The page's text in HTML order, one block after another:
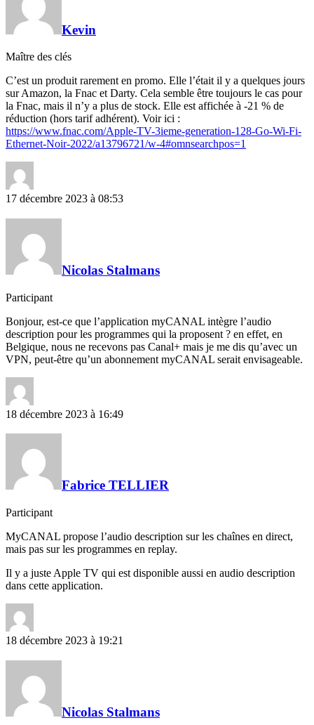
Kevin
Maître des clés
C’est un produit rarement en promo. Elle l’était il y a quelques jours
sur Amazon, la Fnac et Darty. Cela semble être toujours le cas pour
la Fnac, mais il n’y a plus de stock. Elle est affichée à -21 % de
réduction (hors tarif adhérent). Voir ici :
https://www.fnac.com/Apple-TV-3ieme-generation-128-Go-Wi-Fi-
Ethernet-Noir-2022/a13796721/w-4#omnsearchpos=1
17 décembre 2023 à 08:53
Nicolas Stalmans
Participant
Bonjour, est-ce que l’application myCANAL intègre l’audio
description pour les programmes qui la proposent ? en effet, en
Belgique, nous ne recevons pas Canal+ mais je me dis qu’avec un
VPN, peut-être qu’un abonnement myCANAL serait envisageable.
18 décembre 2023 à 16:49
Fabrice TELLIER
Participant
MyCANAL propose l’audio description sur les chaînes en direct,
mais pas sur les programmes en replay.
Il y a juste Apple TV qui est disponible aussi en audio description
dans cette application.
18 décembre 2023 à 19:21
Nicolas Stalmans